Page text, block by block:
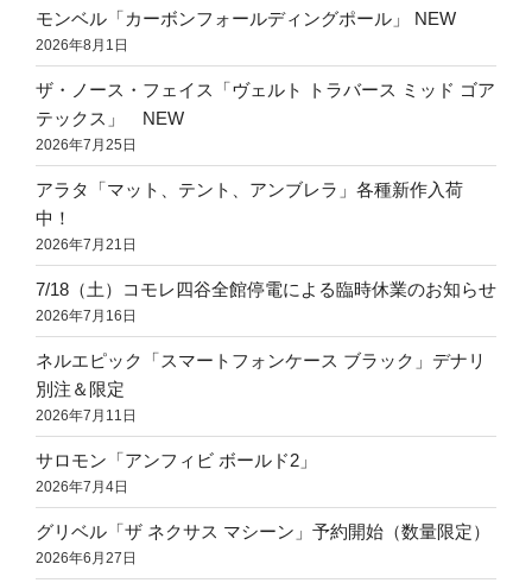
モンベル「カーボンフォールディングポール」 NEW
2026年8月1日
ザ・ノース・フェイス「ヴェルト トラバース ミッド ゴア
テックス」 NEW
2026年7月25日
アラタ「マット、テント、アンブレラ」各種新作入荷
中！
2026年7月21日
7/18（土）コモレ四谷全館停電による臨時休業のお知らせ
2026年7月16日
ネルエピック「スマートフォンケース ブラック」デナリ
別注＆限定
2026年7月11日
サロモン「アンフィビ ボールド2」
2026年7月4日
グリベル「ザ ネクサス マシーン」予約開始（数量限定）
2026年6月27日